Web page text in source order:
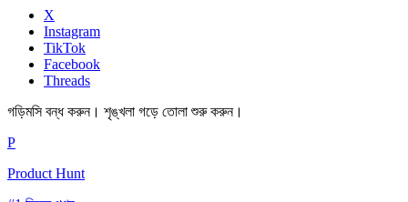
X
Instagram
TikTok
Facebook
Threads
গড়িমসি বন্ধ করুন। শৃঙ্খলা গড়ে তোলা শুরু করুন।
P
Product Hunt